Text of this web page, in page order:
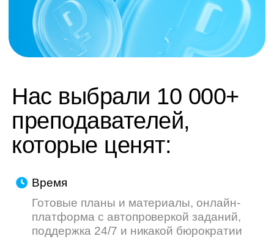
труду — мы делаем всё, чтобы ваш опыт
был приятнее